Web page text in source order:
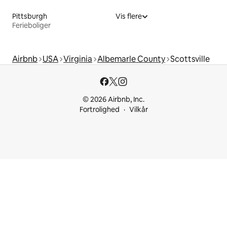
Pittsburgh
Ferieboliger
Vis flere
Airbnb USA Virginia Albemarle County Scottsville
© 2026 Airbnb, Inc.
Fortrolighed
Vilkår